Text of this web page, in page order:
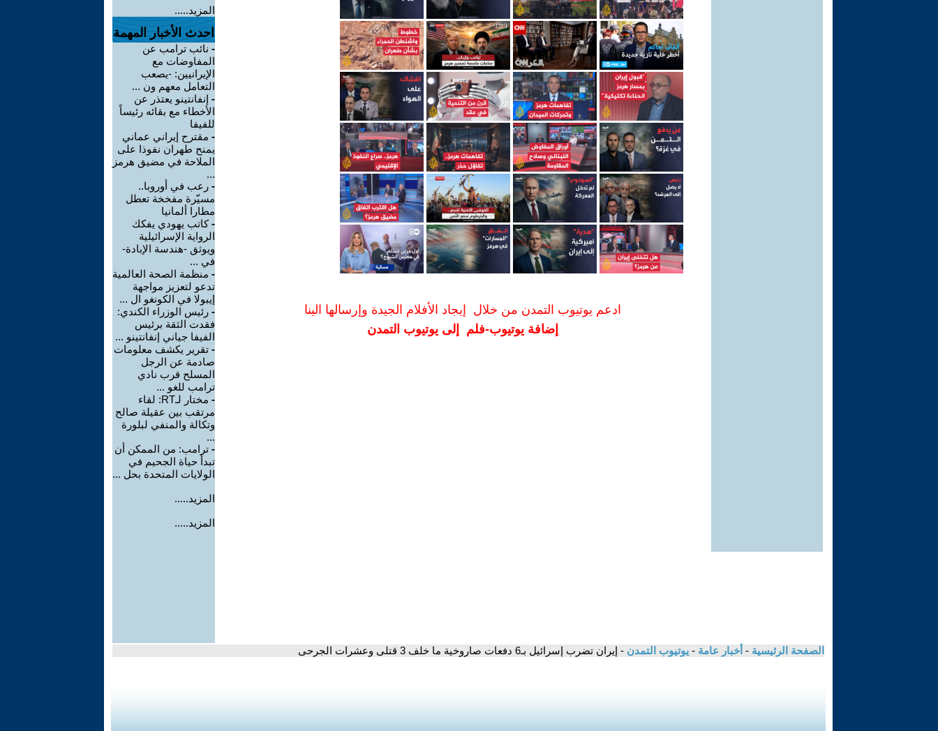
ادعم يوتيوب التمدن من خلال إيجاد الأفلام الجيدة وإرسالها الينا
إضافة يوتيوب-فلم إلى يوتيوب التمدن
المزيد.....
احدث الأخبار المهمة
- نائب ترامب عن
المفاوضات مع
الإيرانيين: -يصعب
التعامل معهم ون ...
- إنفانتينو يعتذر عن
الأخطاء مع بقائه رئيساً
للفيفا
- مقترح إيراني عماني
يمنح طهران نفوذا على
الملاحة في مضيق هرمز
...
- رعب في أوروبا..
مسيّرة مفخخة تعطل
مطارا ألمانيا
-كاتب يهودي يفكك
الرواية الإسرائيلية
ويوثق -هندسة الإبادة-
في ...
- منظمة الصحة العالمية
تدعو لتعزيز مواجهة
إيبولا في الكونغو ال ...
- رئيس الوزراء الكندي:
فقدت الثقة برئيس
الفيفا جياني إنفانتينو ...
- تقرير يكشف معلومات
صادمة عن الرجل
المسلح قرب نادي
ترامب للغو ...
-
مختار لـRT: لقاء
مرتقب بين عقيلة صالح
وتكالة والمنفي لبلورة
...
- ترامب: من الممكن أن
تبدأ حياة الجحيم في
الولايات المتحدة بحل ...
المزيد.....
المزيد.....
الصفحة الرئيسية - أخبار عامة - يوتيوب التمدن - إيران تضرب إسرائيل بـ6 دفعات صاروخية ما خلف 3 قتلى وعشرات الجرحى